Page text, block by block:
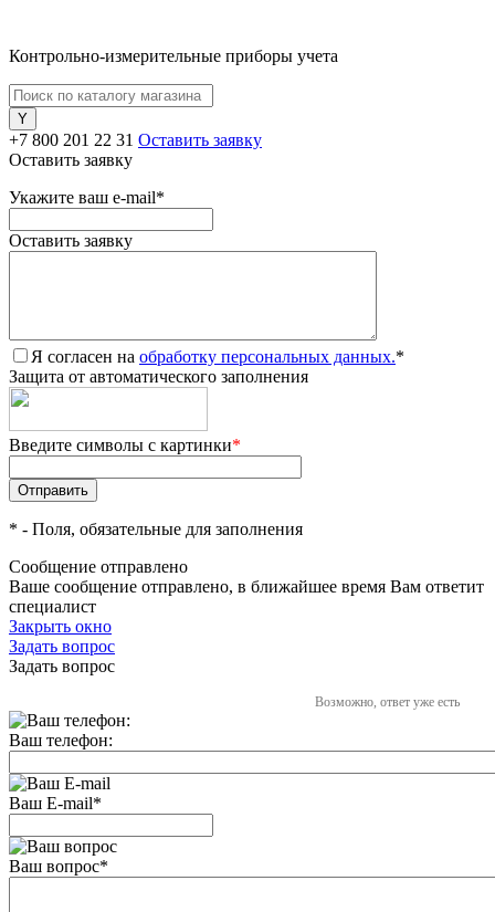
Контрольно-измерительные приборы учета
+7 800 201 22 31 Оставить заявку
Оставить заявку
Укажите ваш e-mail*
Оставить заявку
Я согласен на обработку персональных данных.*
Защита от автоматического заполнения
Введите символы с картинки*
* - Поля, обязательные для заполнения
Сообщение отправлено
Ваше сообщение отправлено, в ближайшее время Вам ответит
специалист
Закрыть окно
Задать вопрос
Задать вопрос
Возможно, ответ уже есть
Ваш телефон:
Ваш E-mail*
Ваш вопрос*